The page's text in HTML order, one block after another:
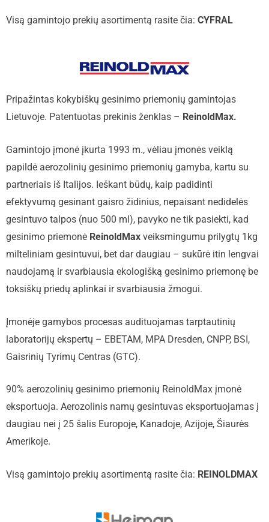
Visą gamintojo prekių asortimentą rasite čia: CYFRAL
Pripažintas kokybiškų gesinimo priemonių gamintojas
Lietuvoje. Patentuotas prekinis ženklas – ReinoldMax.
Gamintojo įmonė įkurta 1993 m., vėliau įmonės veiklą
papildė aerozolinių gesinimo priemonių gamyba, kartu su
partneriais iš Italijos. Ieškant būdų, kaip padidinti
efektyvumą gesinant gaisro židinius, nepaisant nedidelės
gesintuvo talpos (nuo 500 ml), pavyko ne tik pasiekti, kad
gesinimo priemonė ReinoldMax veiksmingumu prilygtų 1kg
milteliniam gesintuvui, bet dar daugiau – sukūrė itin lengvai
naudojamą ir svarbiausia ekologišką gesinimo priemonę be
toksiškų priedų aplinkai ir svarbiausia žmogui.
Įmonėje gamybos procesas audituojamas tarptautinių
laboratorijų ekspertų – EBETAM, MPA Dresden, CNPP, BSI,
Gaisrinių Tyrimų Centras (GTC).
90% aerozolinių gesinimo priemonių ReinoldMax įmonė
eksportuoja. Aerozolinis namų gesintuvas eksportuojamas į
daugiau nei į 25 šalis Europoje, Kanadoje, Azijoje, Šiaurės
Amerikoje.
Visą gamintojo prekių asortimentą rasite čia: REINOLDMAX